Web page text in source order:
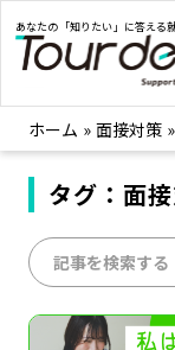
あなたの「知りたい」に答える
就活ノ
企業ま
みんなが知ら
インタ
インタツアー
ホーム » 面接対策 »
タグ：面